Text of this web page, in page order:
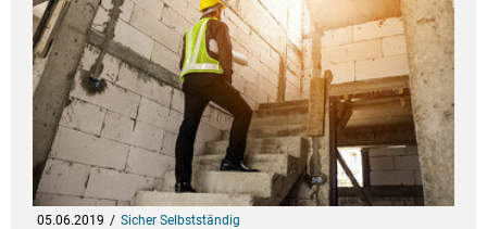
05.06.2019 Sicher Selbstständig